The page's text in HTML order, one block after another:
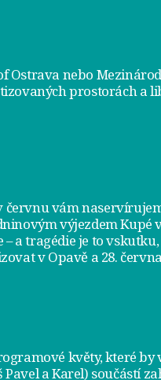
Ostrava nebo
prostorách a
červnu vám
výjezdemKupé
– a tragédie je to
v Opavě a 28. června
květy, které
Pavel a Karel) součástí